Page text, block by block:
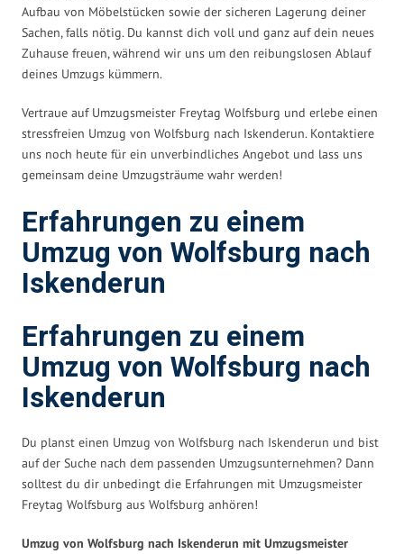
Aufbau von Möbelstücken sowie der sicheren Lagerung deiner
Sachen, falls nötig. Du kannst dich voll und ganz auf dein neues
Zuhause freuen, während wir uns um den reibungslosen Ablauf
deines Umzugs kümmern.
Vertraue auf Umzugsmeister Freytag Wolfsburg und erlebe einen
stressfreien Umzug von Wolfsburg nach Iskenderun. Kontaktiere
uns noch heute für ein unverbindliches Angebot und lass uns
gemeinsam deine Umzugsträume wahr werden!
Erfahrungen zu einem
Umzug von Wolfsburg nach
Iskenderun
Erfahrungen zu einem
Umzug von Wolfsburg nach
Iskenderun
Du planst einen Umzug von Wolfsburg nach Iskenderun und bist
auf der Suche nach dem passenden Umzugsunternehmen? Dann
solltest du dir unbedingt die Erfahrungen mit Umzugsmeister
Freytag Wolfsburg aus Wolfsburg anhören!
Umzug von Wolfsburg nach Iskenderun mit Umzugsmeister